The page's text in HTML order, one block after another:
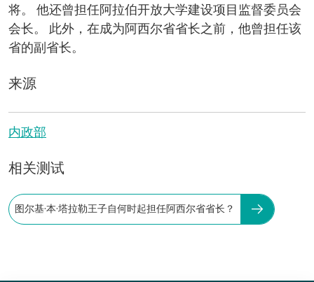
将。 他还曾担任阿拉伯开放大学建设项目监督委员会
会长。 此外，在成为阿西尔省省长之前，他曾担任该
省的副省长。
来源
内政部
相关测试
图尔基·本·塔拉勒王子自何时起担任阿西尔省省长？